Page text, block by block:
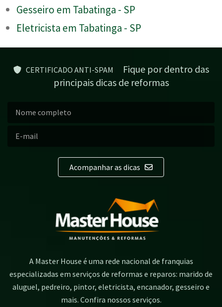
Gesseiro em Tabatinga - SP
Eletricista em Tabatinga - SP
CERTIFICADO ANTI-SPAM
Fique por dentro das
principais dicas de reformas
Acompanhar as dicas
A Master House é uma rede nacional de franquias
especializadas em serviços de reformas e reparos: marido de
aluguel, pedreiro, pintor, eletricista, encanador, gesseiro e
mais. Confira nossos serviços.